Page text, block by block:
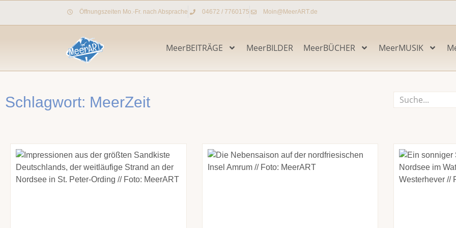
Öffnungszeiten Mo.-Fr. nach Absprache 04672 / 7760175 Moin@MeerART.de
MeerBEITRÄGE MeerBILDER MeerBÜCHER MeerMUSIK
Schlagwort: MeerZeit Suche
Seite